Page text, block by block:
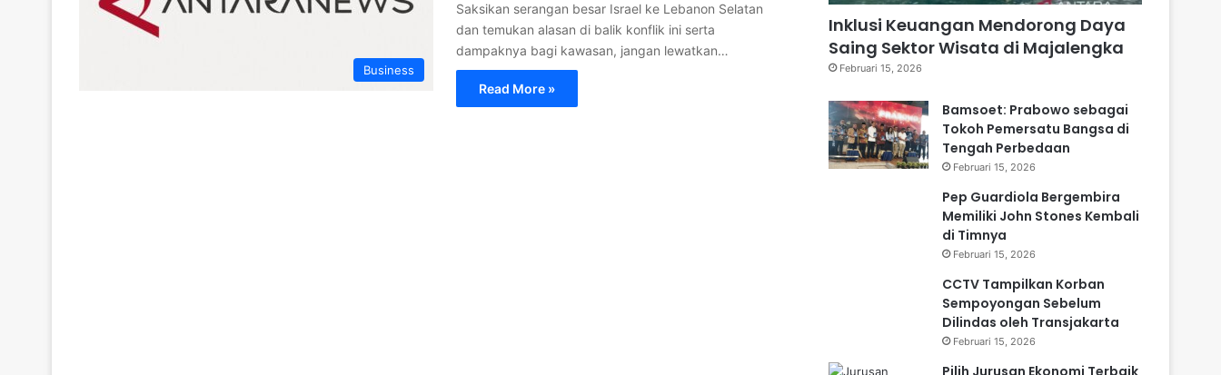
Business
Saksikan serangan besar Israel ke Lebanon Selatan
dan temukan alasan di balik konflik ini serta
dampaknya bagi kawasan, jangan lewatkan…
Read More »
Inklusi Keuangan Mendorong Daya
Saing Sektor Wisata di Majalengka
Februari 15, 2026
Bamsoet: Prabowo sebagai
Tokoh Pemersatu Bangsa di
Tengah Perbedaan
Februari 15, 2026
Pep Guardiola Bergembira
Memiliki John Stones Kembali
di Timnya
Februari 15, 2026
CCTV Tampilkan Korban
Sempoyongan Sebelum
Dilindas oleh Transjakarta
Februari 15, 2026
Pilih Jurusan Ekonomi Terbaik